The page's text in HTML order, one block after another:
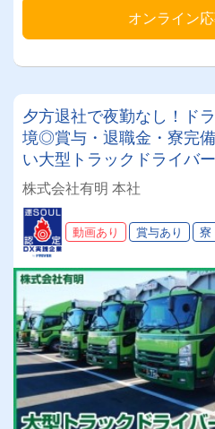
オンライン
夕方退社で夜勤なし！ド
境◎賞与・退職金・寮完
い大型トラックドライバー
株式会社有明 本社
動画あり 賞与あり 寮